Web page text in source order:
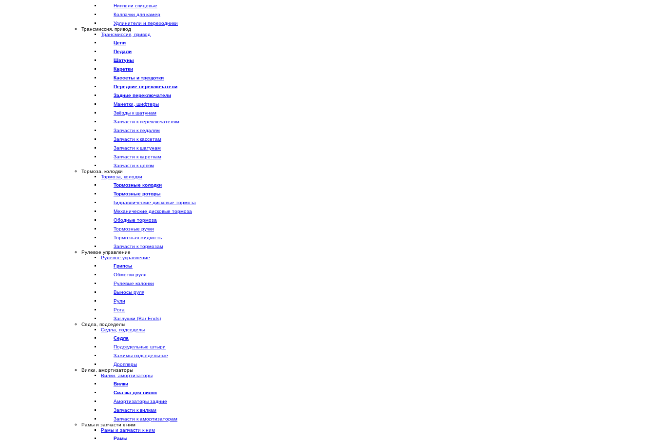
Ниппели спицевые
Колпачки для камер
Удлинители и переходники
Трансмиссия, привод
Трансмиссия, привод
Цепи
Педали
Шатуны
Каретки
Кассеты и трещотки
Передние переключатели
Задние переключатели
Манетки, шифтеры
Звёзды к шатунам
Запчасти к переключателям
Запчасти к педалям
Запчасти к кассетам
Запчасти к шатунам
Запчасти к кареткам
Запчасти к цепям
Тормоза, колодки
Тормоза, колодки
Тормозные колодки
Тормозные роторы
Гидравлические дисковые тормоза
Механические дисковые тормоза
Ободные тормоза
Тормозные ручки
Тормозная жидкость
Запчасти к тормозам
Рулевое управление
Рулевое управление
Грипсы
Обмотки руля
Рулевые колонки
Выносы руля
Рули
Рога
Заглушки (Bar Ends)
Седла, подседелы
Седла, подседелы
Седла
Подседельные штыри
Зажимы подседельные
Дропперы
Вилки, амортизаторы
Вилки, амортизаторы
Вилки
Смазка для вилок
Амортизаторы задние
Запчасти к вилкам
Запчасти к амортизаторам
Рамы и запчасти к ним
Рамы и запчасти к ним
Рамы